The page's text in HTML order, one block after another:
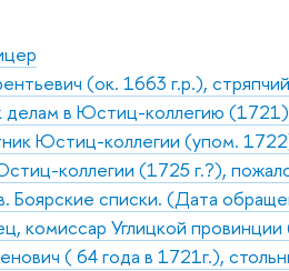
(ок. 1663 г.р.),
делам в Юстиц-коллегию
Юстиц-коллегии (упом.
коллегии (1725 г.?),
Боярские списки. (Дата
комиссар Углицкой
( 64 года в 1721г.),